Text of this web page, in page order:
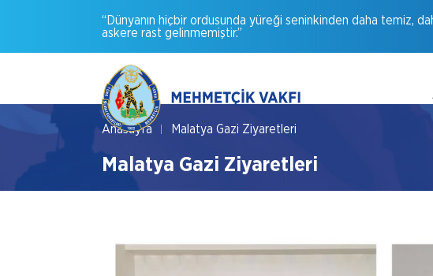
“Dünyanın hiçbir ordusunda yüreği seninkinden daha temiz,
askere rast gelinmemiştir.”
Anasayfa Malatya Gazi Ziyaretleri
Malatya Gazi Ziyaretleri